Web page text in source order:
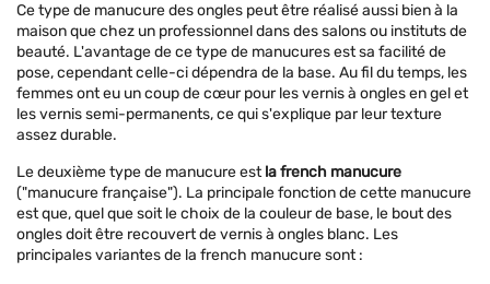
Ce type de manucure des ongles peut être réalisé aussi bien à la
maison que chez un professionnel dans des salons ou instituts de
beauté. L'avantage de ce type de manucures est sa facilité de
pose, cependant celle-ci dépendra de la base. Au fil du temps, les
femmes ont eu un coup de cœur pour les vernis à ongles en gel et
les vernis semi-permanents, ce qui s'explique par leur texture
assez durable.
Le deuxième type de manucure estla french manucure
("manucure française"). La principale fonction de cette manucure
est que, quel que soit le choix de la couleur de base, le bout des
ongles doit être recouvert de vernis à ongles blanc. Les
principales variantes de la french manucure sont :